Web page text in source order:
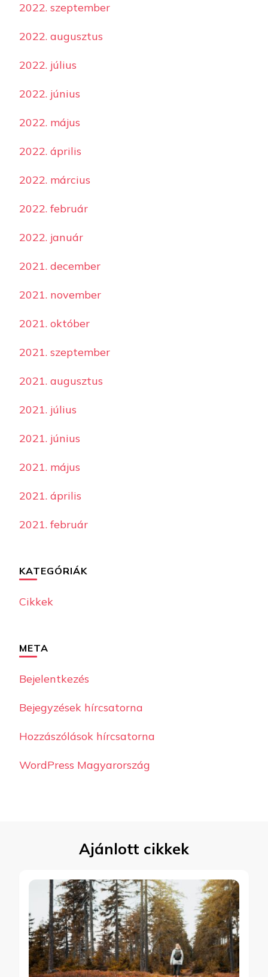
2022. szeptember
2022. augusztus
2022. július
2022. június
2022. május
2022. április
2022. március
2022. február
2022. január
2021. december
2021. november
2021. október
2021. szeptember
2021. augusztus
2021. július
2021. június
2021. május
2021. április
2021. február
KATEGÓRIÁK
Cikkek
META
Bejelentkezés
Bejegyzések hírcsatorna
Hozzászólások hírcsatorna
WordPress Magyarország
Ajánlott cikkek